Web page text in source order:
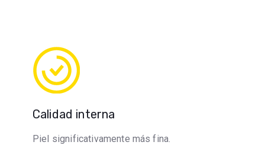
Calidad interna
Piel significativamente más fina.